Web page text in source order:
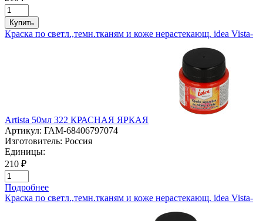
Купить
Краска по светл.,темн.тканям и коже нерастекающ. idea Vista-
Artista 50мл 322 КРАСНАЯ ЯРКАЯ
Артикул: ГАМ-68406797074
Изготовитель: Россия
Единицы:
210 ₽
Подробнее
Краска по светл.,темн.тканям и коже нерастекающ. idea Vista-